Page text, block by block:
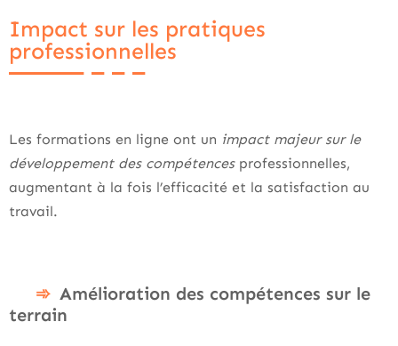
Impact sur les pratiques
professionnelles
Les formations en ligne ont un impact majeur sur le
développement des compétences professionnelles,
augmentant à la fois l’efficacité et la satisfaction au
travail.
Amélioration des compétences sur le
terrain